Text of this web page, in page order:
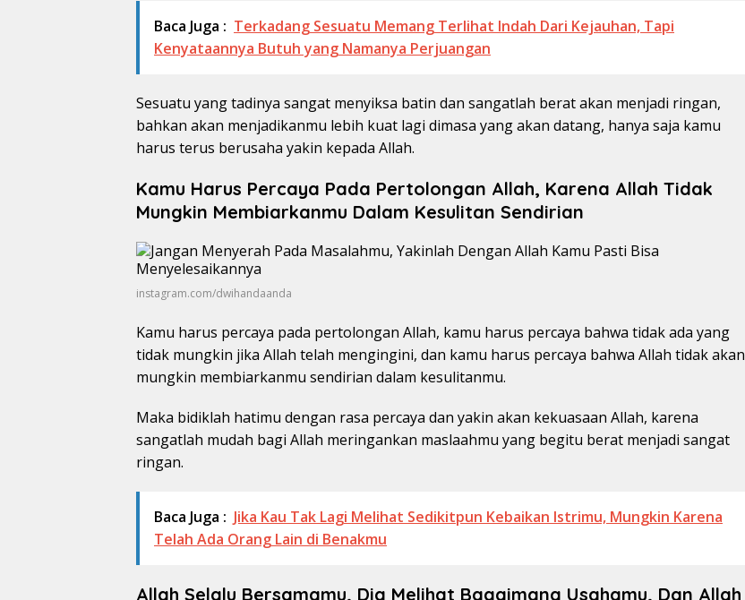
Baca Juga : Terkadang Sesuatu Memang Terlihat Indah Dari Kejauhan, Tapi
Kenyataannya Butuh yang Namanya Perjuangan
Sesuatu yang tadinya sangat menyiksa batin dan sangatlah berat akan menjadi ringan,
bahkan akan menjadikanmu lebih kuat lagi dimasa yang akan datang, hanya saja kamu
harus terus berusaha yakin kepada Allah.
Kamu Harus Percaya Pada Pertolongan Allah, Karena Allah Tidak
Mungkin Membiarkanmu Dalam Kesulitan Sendirian
instagram.com/dwihandaanda
Kamu harus percaya pada pertolongan Allah, kamu harus percaya bahwa tidak ada yang
tidak mungkin jika Allah telah mengingini, dan kamu harus percaya bahwa Allah tidak akan
mungkin membiarkanmu sendirian dalam kesulitanmu.
Maka bidiklah hatimu dengan rasa percaya dan yakin akan kekuasaan Allah, karena
sangatlah mudah bagi Allah meringankan maslaahmu yang begitu berat menjadi sangat
ringan.
Baca Juga : Jika Kau Tak Lagi Melihat Sedikitpun Kebaikan Istrimu, Mungkin Karena
Telah Ada Orang Lain di Benakmu
Allah Selalu Bersamamu, Dia Melihat Bagaimana Usahamu, Dan Allah